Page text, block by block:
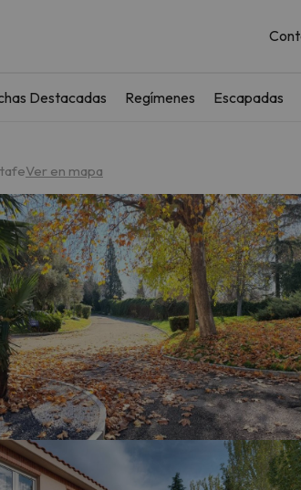
Destacadas Regímenes Escapadas
Ver en mapa